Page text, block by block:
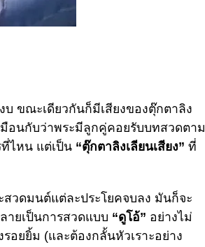
ขณะเดียวกันก็มีเสียงของตุ๊กตาลิง
อนกับว่าพระมีลูกคู่คอยรับบทสวดตาม
ไหน แต่เป็น “ตุ๊กตาลิงเลียนเสียง” ที่
วดมนต์แต่ละประโยคจบลง มันก็จะ
ายเป็นการสวดแบบ “ดูโอ้” อย่างไม่
อยยิ้ม (และต้องกลั้นหัวเราะอย่าง